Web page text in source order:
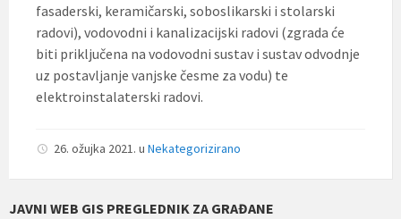
fasaderski, keramičarski, soboslikarski i stolarski
radovi), vodovodni i kanalizacijski radovi (zgrada će
biti priključena na vodovodni sustav i sustav odvodnje
uz postavljanje vanjske česme za vodu) te
elektroinstalaterski radovi.
26. ožujka 2021. u Nekategorizirano
JAVNI WEB GIS PREGLEDNIK ZA GRAĐANE